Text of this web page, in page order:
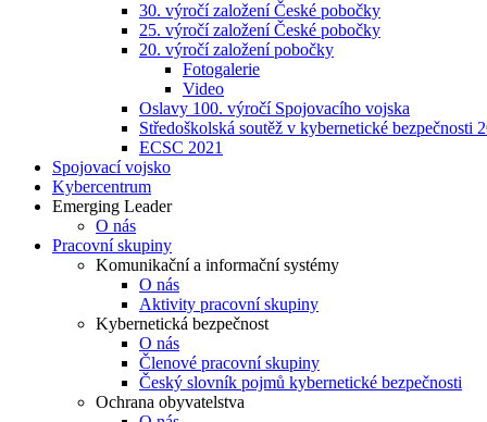
30. výročí založení České pobočky
25. výročí založení České pobočky
20. výročí založení pobočky
Fotogalerie
Video
Oslavy 100. výročí Spojovacího vojska
Středoškolská soutěž v kybernetické bezpečnosti
ECSC 2021
Spojovací vojsko
Kybercentrum
Emerging Leader
O nás
Pracovní skupiny
Komunikační a informační systémy
O nás
Aktivity pracovní skupiny
Kybernetická bezpečnost
O nás
Členové pracovní skupiny
Český slovník pojmů kybernetické bezpečnosti
Ochrana obyvatelstva